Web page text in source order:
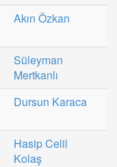
Akın Özkan
Süleyman
Mertkanlı
Dursun Karaca
Hasip Celil
Kolaş